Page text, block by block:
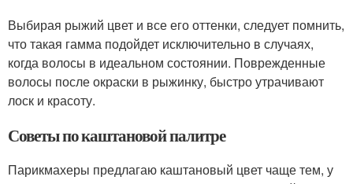
Выбирая рыжий цвет и все его оттенки, следует помнить,
что такая гамма подойдет исключительно в случаях,
когда волосы в идеальном состоянии. Поврежденные
волосы после окраски в рыжинку, быстро утрачивают
лоск и красоту.
Советы по каштановой палитре
Парикмахеры предлагаю каштановый цвет чаще тем, у